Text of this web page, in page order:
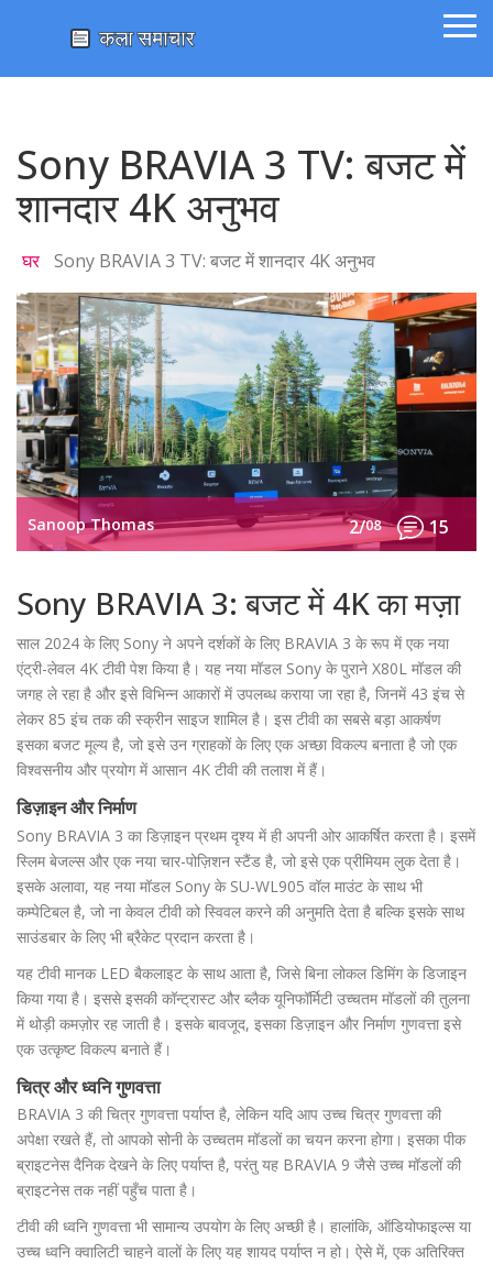
Sony BRAVIA 3 TV: बजट में
शानदार 4K अनुभव
घर Sony BRAVIA 3 TV: बजट में शानदार 4K अनुभव
Sanoop Thomas 2/08 15
Sony BRAVIA 3: बजट में 4K का मज़ा
साल 2024 के लिए Sony ने अपने दर्शकों के लिए BRAVIA 3 के रूप में एक नया
एंट्री-लेवल 4K टीवी पेश किया है। यह नया मॉडल Sony के पुराने X80L मॉडल की
जगह ले रहा है और इसे विभिन्न आकारों में उपलब्ध कराया जा रहा है, जिनमें 43 इंच से
लेकर 85 इंच तक की स्क्रीन साइज शामिल है। इस टीवी का सबसे बड़ा आकर्षण
इसका बजट मूल्य है, जो इसे उन ग्राहकों के लिए एक अच्छा विकल्प बनाता है जो एक
विश्वसनीय और प्रयोग में आसान 4K टीवी की तलाश में हैं।
डिज़ाइन और निर्माण
Sony BRAVIA 3 का डिज़ाइन प्रथम दृश्य में ही अपनी ओर आकर्षित करता है। इसमें
स्लिम बेजल्स और एक नया चार-पोज़िशन स्टैंड है, जो इसे एक प्रीमियम लुक देता है।
इसके अलावा, यह नया मॉडल Sony के SU-WL905 वॉल माउंट के साथ भी
कम्पेटिबल है, जो ना केवल टीवी को स्विवल करने की अनुमति देता है बल्कि इसके साथ
साउंडबार के लिए भी ब्रैकेट प्रदान करता है।
यह टीवी मानक LED बैकलाइट के साथ आता है, जिसे बिना लोकल डिमिंग के डिजाइन
किया गया है। इससे इसकी कॉन्ट्रास्ट और ब्लैक यूनिफॉर्मिटी उच्चतम मॉडलों की तुलना
में थोड़ी कमज़ोर रह जाती है। इसके बावजूद, इसका डिज़ाइन और निर्माण गुणवत्ता इसे
एक उत्कृष्ट विकल्प बनाते हैं।
चित्र और ध्वनि गुणवत्ता
BRAVIA 3 की चित्र गुणवत्ता पर्याप्त है, लेकिन यदि आप उच्च चित्र गुणवत्ता की
अपेक्षा रखते हैं, तो आपको सोनी के उच्चतम मॉडलों का चयन करना होगा। इसका पीक
ब्राइटनेस दैनिक देखने के लिए पर्याप्त है, परंतु यह BRAVIA 9 जैसे उच्च मॉडलों की
ब्राइटनेस तक नहीं पहुँच पाता है।
टीवी की ध्वनि गुणवत्ता भी सामान्य उपयोग के लिए अच्छी है। हालांकि, ऑडियोफाइल्स या
उच्च ध्वनि क्वालिटी चाहने वालों के लिए यह शायद पर्याप्त न हो। ऐसे में, एक अतिरिक्त